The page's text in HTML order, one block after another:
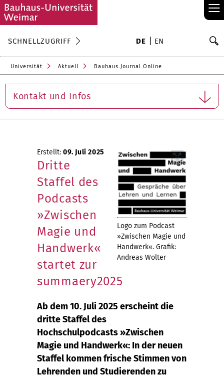
≡
SCHNELLZUGRIFF DE EN
Universität Aktuell Bauhaus.Journal Online
Kontakt und Infos
Logo zum Podcast
»Zwischen Magie und
Handwerk«. Grafik:
Andreas Wolter
Erstellt: 09. Juli 2025
Dritte
Staffel des
Podcasts
»Zwischen
Magie und
Handwerk«
startet zur
summaery2025
Ab dem 10. Juli 2025 erscheint die
dritte Staffel des
Hochschulpodcasts »Zwischen
Magie und Handwerk«: In der neuen
Staffel kommen frische Stimmen von
Lehrenden und Studierenden zu